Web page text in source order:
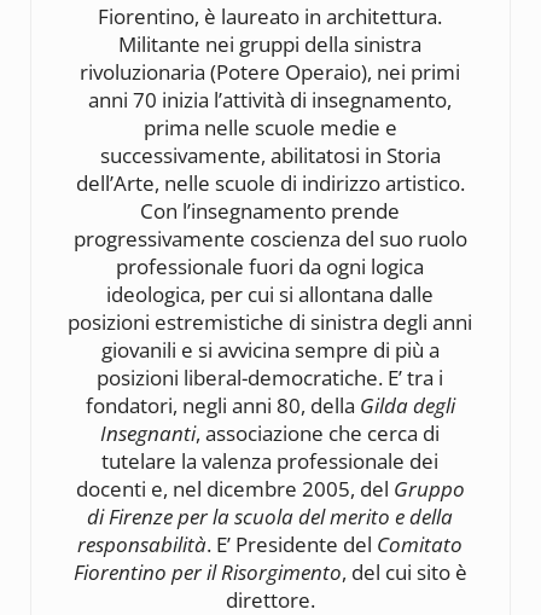
Fiorentino, è laureato in architettura.
Militante nei gruppi della sinistra
rivoluzionaria (Potere Operaio), nei primi
anni 70 inizia l’attività di insegnamento,
prima nelle scuole medie e
successivamente, abilitatosi in Storia
dell’Arte, nelle scuole di indirizzo artistico.
Con l’insegnamento prende
progressivamente coscienza del suo ruolo
professionale fuori da ogni logica
ideologica, per cui si allontana dalle
posizioni estremistiche di sinistra degli anni
giovanili e si avvicina sempre di più a
posizioni liberal-democratiche. E’ tra i
fondatori, negli anni 80, della Gilda degli
Insegnanti, associazione che cerca di
tutelare la valenza professionale dei
docenti e, nel dicembre 2005, del Gruppo
di Firenze per la scuola del merito e della
responsabilità. E’ Presidente del Comitato
Fiorentino per il Risorgimento, del cui sito è
direttore.